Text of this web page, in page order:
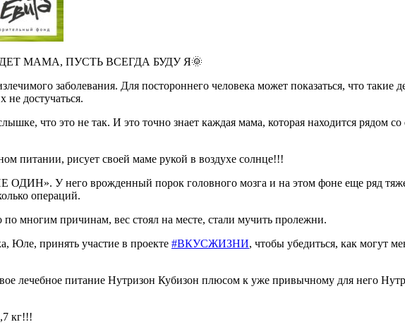
МАМА, ПУСТЬ ВСЕГДА БУДУ Я🌞
заболевания. Для постороннего человека может показаться, что такие
не достучаться.
что это не так. И это точно знает каждая мама, которая находится рядом
питании, рисует своей маме рукой в воздухе солнце!!!
У него врожденный порок головного мозга и на этом фоне еще ряд
операций.
по многим причинам, вес стоял на месте, стали мучить пролежни.
Юле, принять участие в проекте #ВКУСЖИЗНИ, чтобы убедиться, как могут
лечебное питание Нутризон Кубизон плюсом к уже привычному для него
кг!!!